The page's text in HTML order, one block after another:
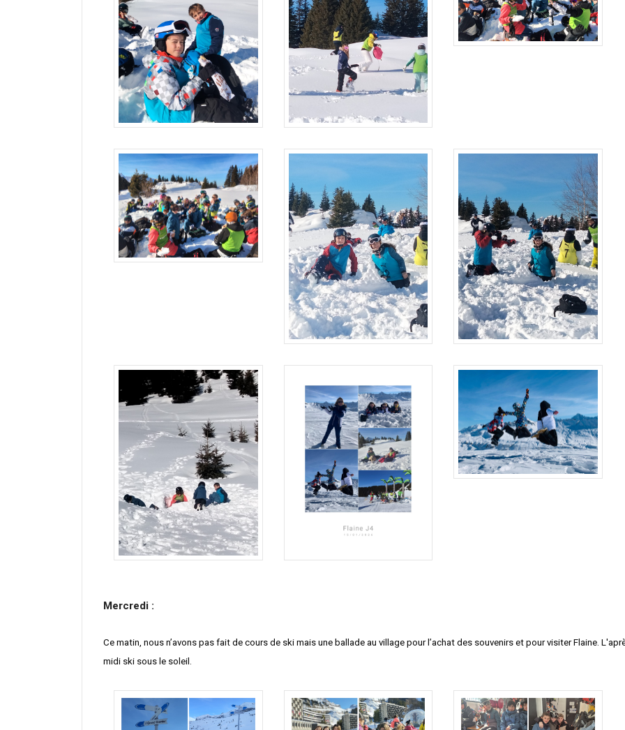
Mercredi :
Ce matin, nous n’avons pas fait de cours de ski mais une ballade au village pour l’achat des souvenirs et pour visiter Flaine.
midi ski sous le soleil.